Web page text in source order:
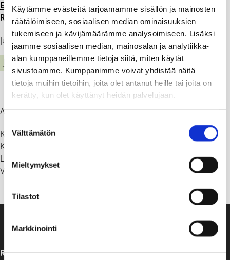
Käytämme evästeitä tarjoamamme sisällön ja mainosten
räätälöimiseen, sosiaalisen median ominaisuuksien
tukemiseen ja kävijämäärämme analysoimiseen. Lisäksi
jaamme sosiaalisen median, mainosalan ja analytiikka-
alan kumppaneillemme tietoja siitä, miten käytät
sivustoamme. Kumppanimme voivat yhdistää näitä
tietoja muihin tietoihin, joita olet antanut heille tai joita on
kerätty, kun olet käyttänyt heidän palvelujaan.
valinta
Välttämätön
Mieltymykset
Tilastot
Markkinointi
ETUSIVU>ARTIKKELIT>LIIKENNEMUUTOKSIA
REITILLÄ KARJAA-FISKARS
Julkaistu: 02.03.22
LIIKENNE JA VENEILY
Alkaen 2.3.2022:
Klo 6:35 lähtevä Karjaa-Fiskars vuoro on lakkautettu. Klo 6:50
Karjaa-Fiskars vuoroa on aikaistettu, uusi lähtöaika on klo 6:45.
Liikennöidään uutta Karjaa-Fiskars vuoroa, lähtöaika klo 19:45.
Vuoroja liikennöidään arkisin ma-pe.
RAASEPORIN KAUPUNKI